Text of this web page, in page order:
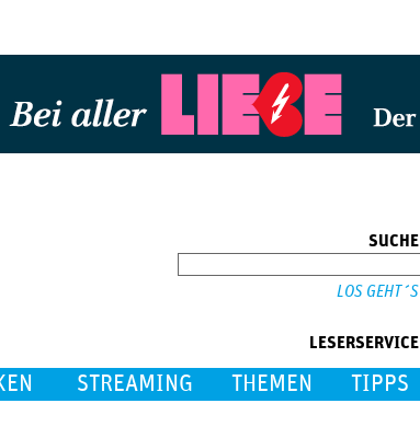
SUCHE
LESERSERVICE
STREAMING THEMEN TIPPS